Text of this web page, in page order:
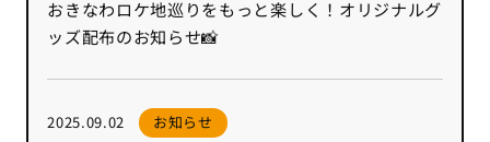
おきなわロケ地巡りをもっと楽しく！オリジナルグ
ッズ配布のお知らせ📸
2025.09.02 お知らせ